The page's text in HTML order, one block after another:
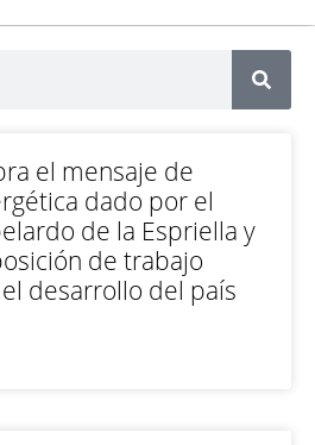
el mensaje de
dado por el
de la Espriella y
de trabajo
desarrollo del país